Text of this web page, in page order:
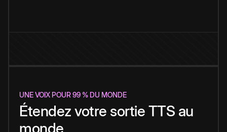
UNE VOIX POUR 99 % DU MONDE
Étendez votre sortie TTS au
monde